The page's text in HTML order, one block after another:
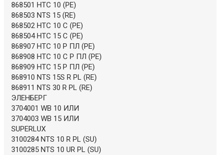
868501 НТС 10 (РЕ)
868503 NTS 15 (RE)
868502 НТС 10 С (РЕ)
868504 НТС 15 С (РЕ)
868907 НТС 10 Р ПЛ (РЕ)
868908 НТС 10 С Р ПЛ (РЕ)
868909 НТС 15 Р ПЛ (РЕ)
868910 NTS 15S R PL (RE)
868911 NTS 30 R PL (RE)
ЭЛЕНБЕРГ
3704001 WB 10 ИЛИ
3704003 WB 15 ИЛИ
SUPERLUX
3100284 NTS 10 R PL (SU)
3100285 NTS 10 UR PL (SU)